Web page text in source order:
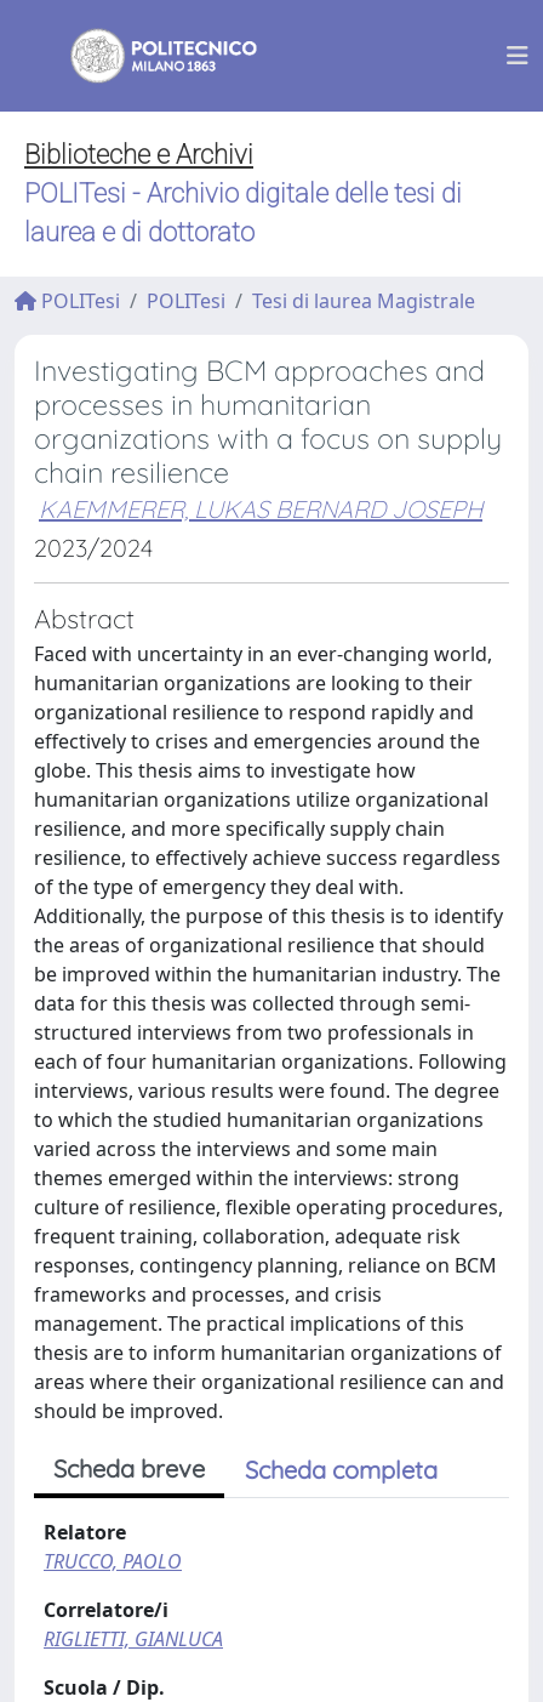
Biblioteche e Archivi
POLITesi - Archivio digitale delle tesi di
laurea e di dottorato
POLITesi POLITesi Tesi di laurea Magistrale
Investigating BCM approaches and
processes in humanitarian
organizations with a focus on supply
chain resilience
KAEMMERER, LUKAS BERNARD JOSEPH
2023/2024
Abstract
Faced with uncertainty in an ever-changing world,
humanitarian organizations are looking to their
organizational resilience to respond rapidly and
effectively to crises and emergencies around the
globe. This thesis aims to investigate how
humanitarian organizations utilize organizational
resilience, and more specifically supply chain
resilience, to effectively achieve success regardless
of the type of emergency they deal with.
Additionally, the purpose of this thesis is to identify
the areas of organizational resilience that should
be improved within the humanitarian industry. The
data for this thesis was collected through semi-
structured interviews from two professionals in
each of four humanitarian organizations. Following
interviews, various results were found. The degree
to which the studied humanitarian organizations
varied across the interviews and some main
themes emerged within the interviews: strong
culture of resilience, flexible operating procedures,
frequent training, collaboration, adequate risk
responses, contingency planning, reliance on BCM
frameworks and processes, and crisis
management. The practical implications of this
thesis are to inform humanitarian organizations of
areas where their organizational resilience can and
should be improved.
Scheda breve Scheda completa
Relatore
TRUCCO, PAOLO
Correlatore/i
RIGLIETTI, GIANLUCA
Scuola / Dip.